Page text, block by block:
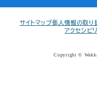
サイトマップ個人情報の取り
アクセシビ
Copyright ©